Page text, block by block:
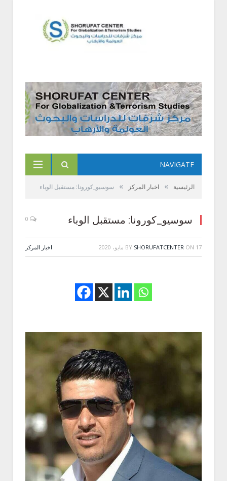
NAVIGATE
الرئيسية » اخبار المركز » سوسيو_كورونا: مستقبل الوباء
سوسيو_كورونا: مستقبل الوباء
BY SHORUFATCENTER ON 17 مايو، 2020 اخبار المركز